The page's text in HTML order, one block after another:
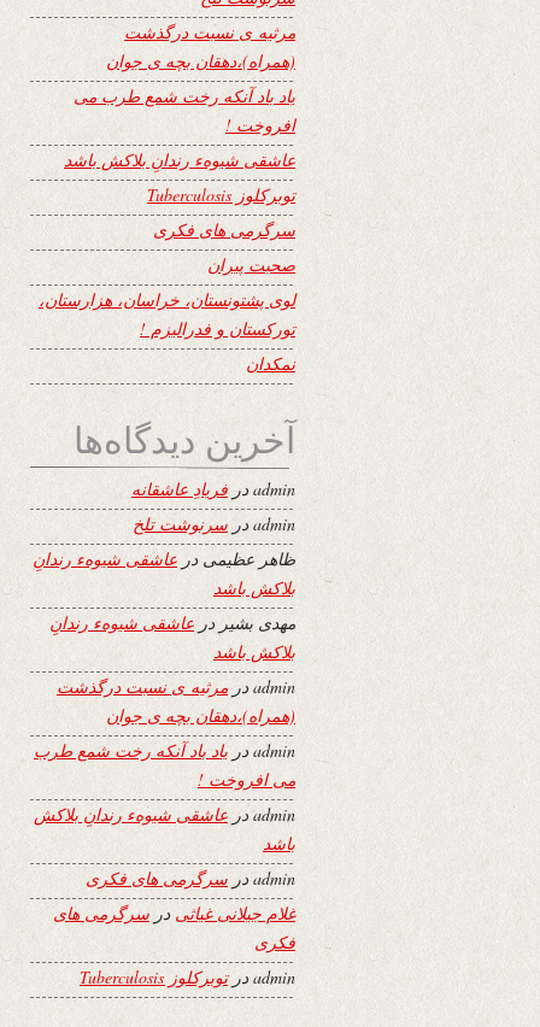
مرثیه ی نسبت درگذشت
(همراه)،دهقان بچه ی جوان
یاد باد آنکه رخت شمع طرب می
افروخت !
عاشقی شیوهء رندانِ بلاکش باشد
توبرکلوز Tuberculosis
سرگرمی های فکری
صحبت پیران
لوی پشتونستان، خراسان، هزارستان،
تورکستان و فدرالیزم !
نمکدان
آخرین دیدگاه‌ها
adminدر فریادِ عاشقانه
adminدر سرنوشت تلخ
ظاهر عظیمی در عاشقی شیوهء رندانِ
بلاکش باشد
مهدی بشیر در عاشقی شیوهء رندانِ
بلاکش باشد
adminدر مرثیه ی نسبت درگذشت
(همراه)،دهقان بچه ی جوان
admin در یاد باد آنکه رخت شمع طرب
می افروخت !
adminدر عاشقی شیوهء رندانِ بلاکش
باشد
adminدر سرگرمی های فکری
غلام جیلانی غیاثی در سرگرمی های
فکری
adminدرتوبرکلوز Tuberculosis